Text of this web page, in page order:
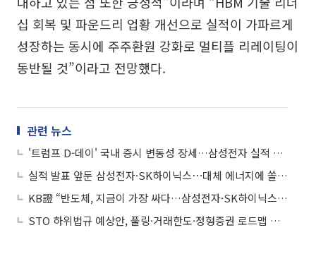
십 회복 및 파운드리 업황 개선으로 실적이 가파르게
성장하는 동시에 주주환원 강화로 멀티플 리레이팅이
동반될 것”이라고 전망했다.
관련 뉴스
'트럼프 D-데이' 국내 증시 변동성 장세…삼성전자 실적 주목
실적 발표 앞둔 삼성전자·SK하이닉스⋯대체 에너지에 쏠린 투심
KB證 “반도체, 지금이 가장 싸다…삼성전자·SK하이닉스 실적 서프라이즈”
STO 하위법규 예상안, 풀링·거래한도·정형증권 로드맵 제시